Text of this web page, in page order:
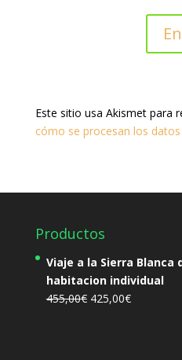
Este sitio usa Akismet para
cómo se procesan los
Productos
Viaje a la Sierra Blanca
habitacion individual
455,00€ El
425,00€El